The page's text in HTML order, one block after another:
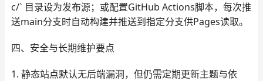
c/` 目录设为发布源；或配置GitHub Actions脚本，每次推
送main分支时自动构建并推送到指定分支供Pages读取。
四、安全与长期维护要点
1. 静态站点默认无后端漏洞，但仍需定期更新主题与依